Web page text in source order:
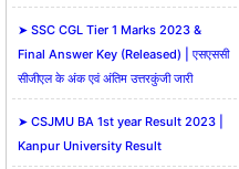
➤ SSC CGL Tier 1 Marks 2023 &
Final Answer Key (Released) | एसएससी
सीजीएल के अंक एवं अंतिम उत्तरकुंजी जारी
➤ CSJMU BA 1st year Result 2023 |
Kanpur University Result